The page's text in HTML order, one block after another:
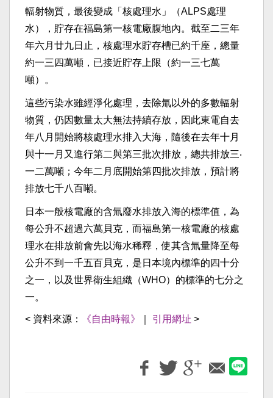
輻射物質，最後變成「核處理水」（ALPS處理
水），貯存在福島第一核電廠腹地內。截至二三年
年六月廿九日止，核處理水貯存槽已約千座，總量
約一三四萬噸，已接近貯存上限（約一三七萬
噸）。
這些污染水雖經淨化處理，去除氚以外的多數輻射
物質，仍因數量太大無法持續存放，因此東電自去
年八月開始將核處理水排入大海，隨後在去年十月
與十一月又進行第二與第三批次排放，總共排放三‧
一二萬噸；今年二月底開始第四批次排放，預計將
排放七千八百噸。
日本一般核電廠的含氚廢水排放入海的標準值，為
每公升不超過六萬貝克，而福島第一核電廠的核處
理水在排放前會先以海水稀釋，使其含氚量降至每
公升不到一千五百貝克，是日本境內標準的四十分
之一，以及世界衛生組織（WHO）的標準的七分之
一。
< 資料來源： 《自由時報》 引用網址 >